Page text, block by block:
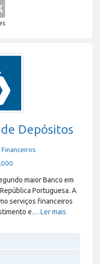
Depósitos
maior Banco em
Portuguesa. A
serviços financeiros
e… Ler mais